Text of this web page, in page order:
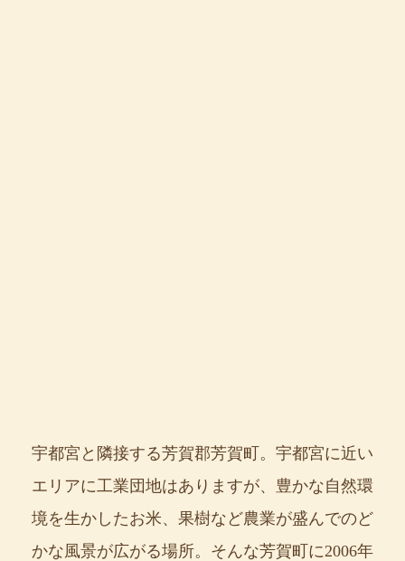
宇都宮と隣接する芳賀郡芳賀町。宇都宮に近い
エリアに工業団地はありますが、豊かな自然環
境を生かしたお米、果樹など農業が盛んでのど
かな風景が広がる場所。そんな芳賀町に2006年